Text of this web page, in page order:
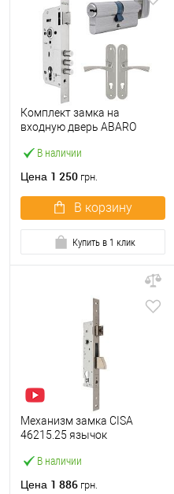
В наличии
Комплект замка на
входную дверь ABARO
цилиндром B100 60T и
Цена 1 250 грн.
В корзину
Купить в 1 клик
В наличии
Механизм замка CISA
46215.25 язычок
нержавеющая сталь
Цена 1 886 грн.